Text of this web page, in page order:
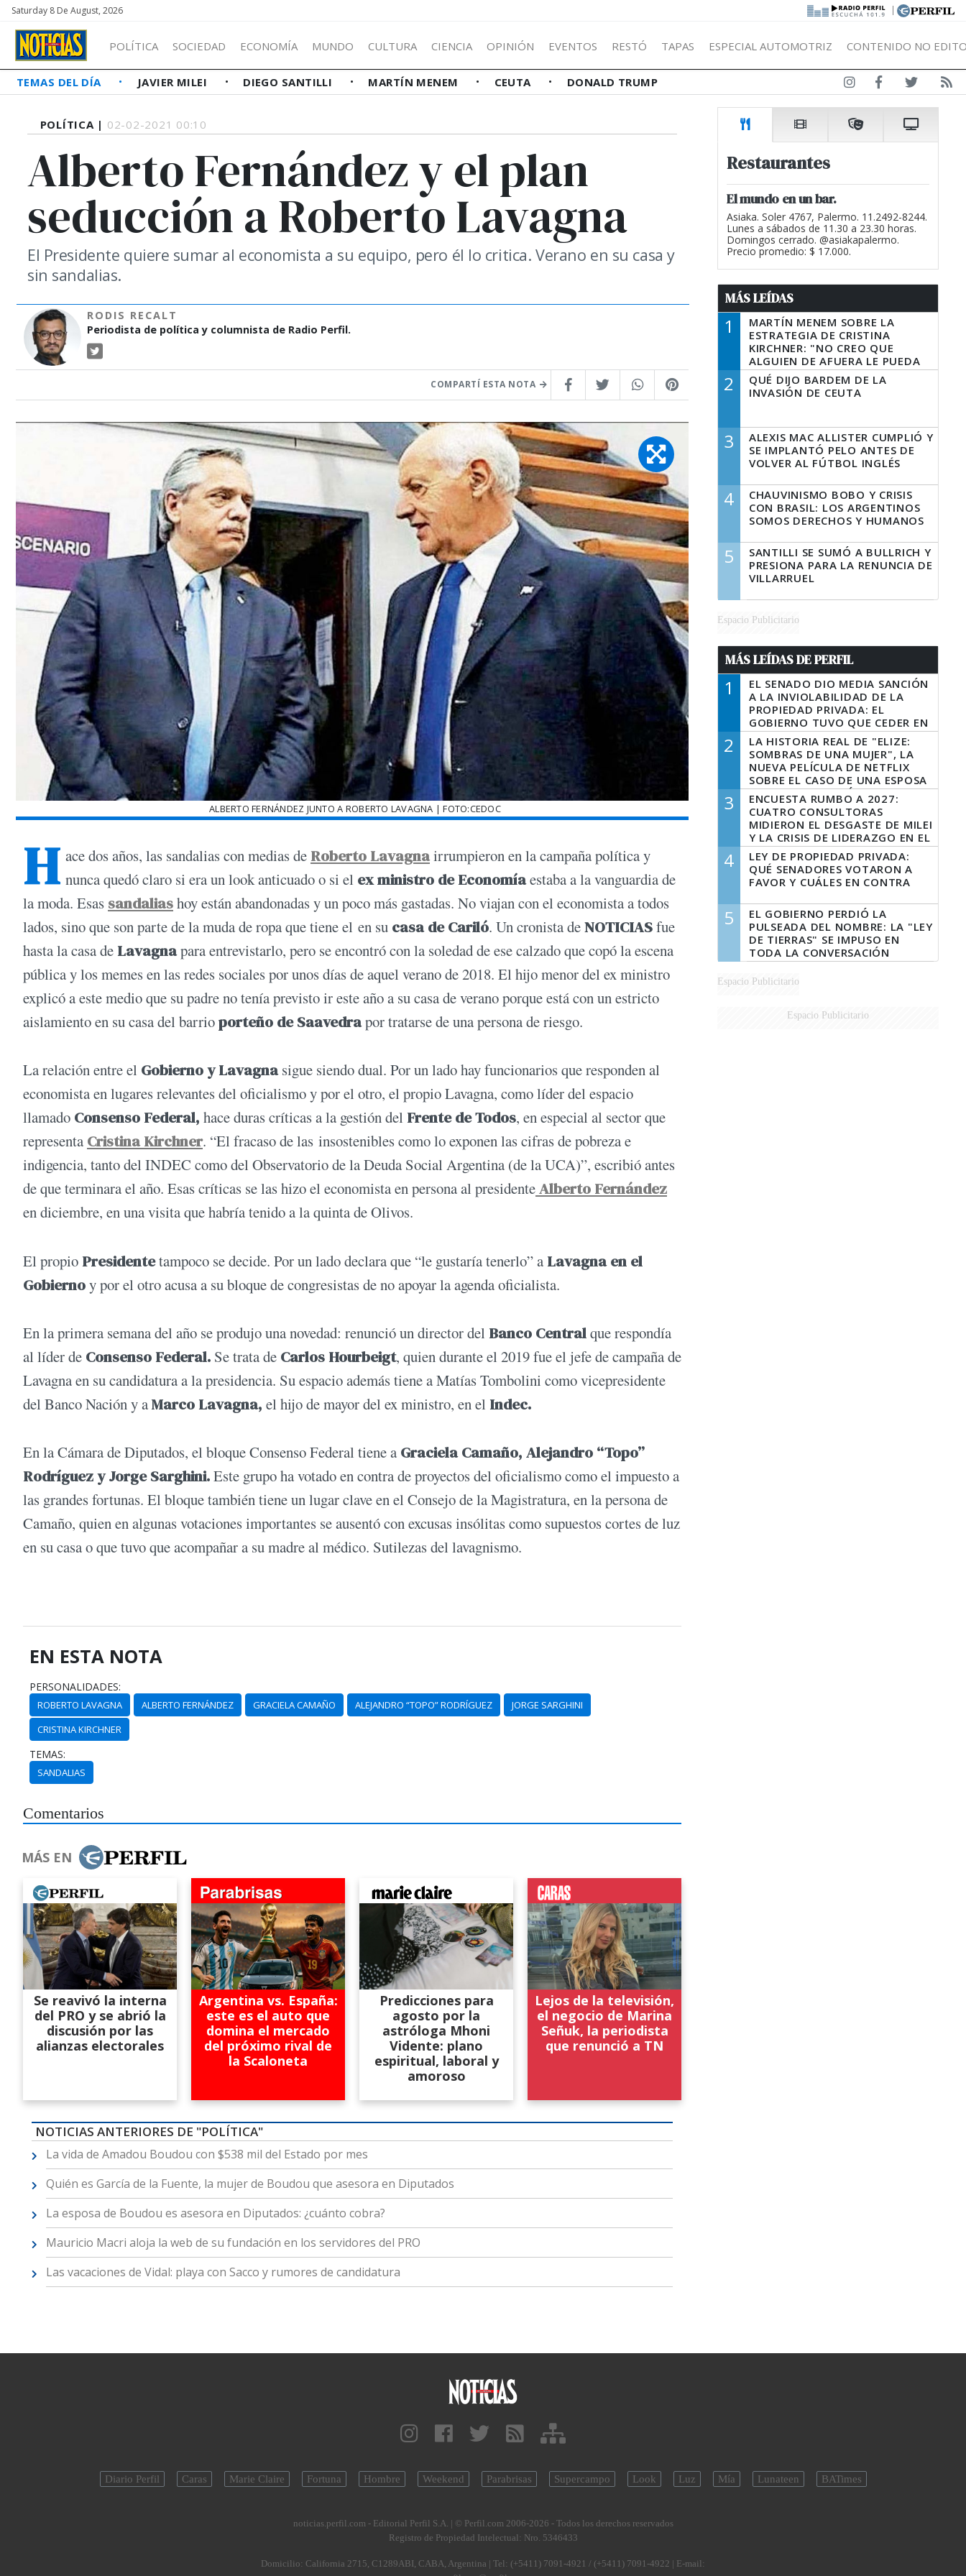
Saturday 8 De August, 2026 |
POLÍTICA SOCIEDAD ECONOMÍA MUNDO CULTURA CIENCIA OPINIÓN EVENTOS RESTÓ TAPAS ESPECIAL AUTOMOTRIZ CONTENIDO NO
TEMAS DEL DÍA JAVIER MILEI DIEGO SANTILLI MARTÍN MENEM CEUTA DONALD TRUMP
POLÍTICA | 02-02-2021 00:10
Alberto Fernández y el plan
seducción a Roberto Lavagna
El Presidente quiere sumar al economista a su equipo, pero él lo critica. Verano en su casa y
sin sandalias.
RODIS RECALT
Periodista de política y columnista de Radio Perfil.
COMPARTÍ ESTA NOTA
ALBERTO FERNÁNDEZ JUNTO A ROBERTO LAVAGNA | FOTO:CEDOC
H ace dos años, las sandalias con medias de Roberto Lavagnairrumpieron en la campaña política y
nunca quedó claro si era un look anticuado o si el ex ministro de Economíaestaba a la vanguardia de
la moda. Esas sandaliashoy están abandonadas y un poco más gastadas. No viajan con el economista a todos
lados, sino que son parte de la muda de ropa que tiene el en su casa de Cariló. Un cronista deNOTICIASfue
hasta la casa de Lavagnapara entrevistarlo, pero se encontró con la soledad de ese calzado que copó la escena
pública y los memes en las redes sociales por unos días de aquel verano de 2018. El hijo menor del ex ministro
explicó a este medio que su padre no tenía previsto ir este año a su casa de verano porque está con un estricto
aislamiento en su casa del barrioporteño de Saavedrapor tratarse de una persona de riesgo.
La relación entre el Gobierno y Lavagnasigue siendo dual. Por un lado hay funcionarios que responden al
economista en lugares relevantes del oficialismo y por el otro, el propio Lavagna, como líder del espacio
llamado Consenso Federal, hace duras críticas a la gestión del Frente de Todos, en especial al sector que
representa Cristina Kirchner. “El fracaso de las insostenibles como lo exponen las cifras de pobreza e
indigencia, tanto del INDEC como del Observatorio de la Deuda Social Argentina (de la UCA)”, escribió antes
de que terminara el año. Esas críticas se las hizo el economista en persona al presidenteAlberto Fernández
en diciembre, en una visita que habría tenido a la quinta de Olivos.
El propio Presidentetampoco se decide. Por un lado declara que “le gustaría tenerlo” a Lavagna en el
Gobiernoy por el otro acusa a su bloque de congresistas de no apoyar la agenda oficialista.
En la primera semana del año se produjo una novedad: renunció un director del Banco Centralque respondía
al líder de Consenso Federal. Se trata de Carlos Hourbeigt, quien durante el 2019 fue el jefe de campaña de
Lavagna en su candidatura a la presidencia. Su espacio además tiene a Matías Tombolini como vicepresidente
del Banco Nación y aMarco Lavagna, el hijo de mayor del ex ministro, en el Indec.
En la Cámara de Diputados, el bloque Consenso Federal tiene a Graciela Camaño, Alejandro “Topo”
Rodríguez y Jorge Sarghini.Este grupo ha votado en contra de proyectos del oficialismo como el impuesto a
las grandes fortunas. El bloque también tiene un lugar clave en el Consejo de la Magistratura, en la persona de
Camaño, quien en algunas votaciones importantes se ausentó con excusas insólitas como supuestos cortes de luz
en su casa o que tuvo que acompañar a su madre al médico. Sutilezas del lavagnismo.
EN ESTA NOTA
PERSONALIDADES:
ROBERTO LAVAGNA ALBERTO FERNÁNDEZ GRACIELA CAMAÑO ALEJANDRO “TOPO” RODRÍGUEZ
JORGE SARGHINI
CRISTINA KIRCHNER
TEMAS:
SANDALIAS
Comentarios
MÁS EN
Se reavivó la interna
del PRO y se abrió la
discusión por las
alianzas electorales
Argentina vs. España:
este es el auto que
domina el mercado
del próximo rival de
la Scaloneta
Predicciones para
agosto por la
astróloga Mhoni
Vidente: plano
espiritual, laboral y
amoroso
Lejos de la televisión,
el negocio de Marina
Señuk, la periodista
que renunció a TN
NOTICIAS ANTERIORES DE "POLÍTICA"
La vida de Amadou Boudou con $538 mil del Estado por mes
Quién es García de la Fuente, la mujer de Boudou que asesora en Diputados
La esposa de Boudou es asesora en Diputados: ¿cuánto cobra?
Mauricio Macri aloja la web de su fundación en los servidores del PRO
Las vacaciones de Vidal: playa con Sacco y rumores de candidatura
Restaurantes
El mundo en un bar.
Asiaka. Soler 4767, Palermo. 11.2492-8244.
Lunes a sábados de 11.30 a 23.30 horas.
Domingos cerrado. @asiakapalermo.
Precio promedio: $ 17.000.
MÁS LEÍDAS
1
MARTÍN MENEM SOBRE LA
ESTRATEGIA DE CRISTINA
KIRCHNER: "NO CREO QUE
ALGUIEN DE AFUERA LE PUEDA
DECIR A LA JUSTICIA LO QUE
TIENE QUE HACER"
2
QUÉ DIJO BARDEM DE LA
INVASIÓN DE CEUTA
3
ALEXIS MAC ALLISTER CUMPLIÓ Y
SE IMPLANTÓ PELO ANTES DE
VOLVER AL FÚTBOL INGLÉS
4
CHAUVINISMO BOBO Y CRISIS
CON BRASIL: LOS ARGENTINOS
SOMOS DERECHOS Y HUMANOS
5
SANTILLI SE SUMÓ A BULLRICH Y
PRESIONA PARA LA RENUNCIA DE
VILLARRUEL
Espacio Publicitario
MÁS LEÍDAS DE PERFIL
1
EL SENADO DIO MEDIA SANCIÓN
A LA INVIOLABILIDAD DE LA
PROPIEDAD PRIVADA: EL
GOBIERNO TUVO QUE CEDER EN
LA LEY DEL MANEJO DEL FUEGO
2
LA HISTORIA REAL DE "ELIZE:
SOMBRAS DE UNA MUJER", LA
NUEVA PELÍCULA DE NETFLIX
SOBRE EL CASO DE UNA ESPOSA
QUE DESCUARTIZÓ A SU
MARIDO
3
ENCUESTA RUMBO A 2027:
CUATRO CONSULTORAS
MIDIERON EL DESGASTE DE MILEI
Y LA CRISIS DE LIDERAZGO EN EL
PERONISMO
4
LEY DE PROPIEDAD PRIVADA:
QUÉ SENADORES VOTARON A
FAVOR Y CUÁLES EN CONTRA
5
EL GOBIERNO PERDIÓ LA
PULSEADA DEL NOMBRE: LA "LEY
DE TIERRAS" SE IMPUSO EN
TODA LA CONVERSACIÓN
DIGITAL
Espacio Publicitario
Espacio Publicitario
Diario Perfil Caras Marie Claire Fortuna Hombre Weekend Parabrisas Supercampo Look Luz Mía Lunateen BATimes
noticias.perfil.com - Editorial Perfil S.A. | © Perfil.com 2006-2026 - Todos los derechos reservados
Registro de Propiedad Intelectual: Nro. 5346433
Domicilio: California 2715 C1289ABI CABA, Argentina | Tel: (+5411) 7091-4921 / (+5411) 7091-4922 | E-mail: